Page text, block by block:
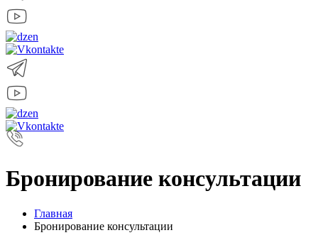
Бронирование консультации
Главная
Бронирование консультации